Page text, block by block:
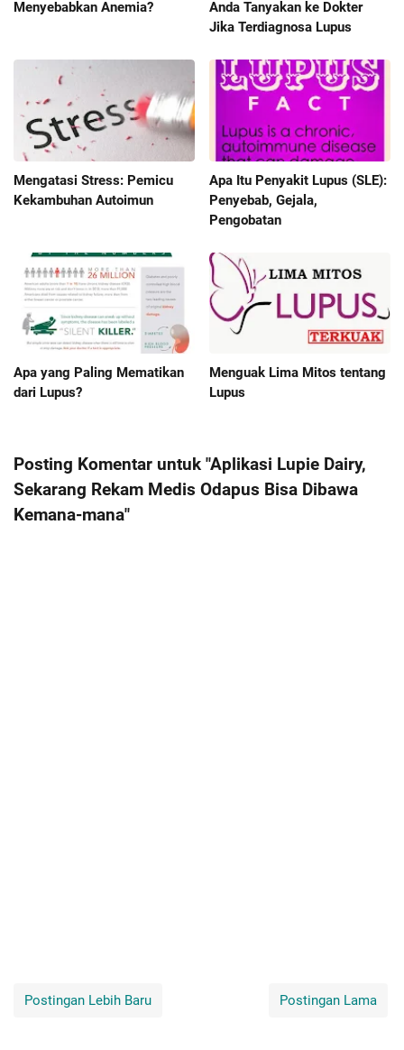
Menyebabkan Anemia?
Anda Tanyakan ke Dokter
Jika Terdiagnosa Lupus
Mengatasi Stress: Pemicu
Kekambuhan Autoimun
Apa Itu Penyakit Lupus (SLE):
Penyebab, Gejala,
Pengobatan
Apa yang Paling Mematikan
dari Lupus?
Menguak Lima Mitos tentang
Lupus
Posting Komentar untuk "Aplikasi Lupie Dairy,
Sekarang Rekam Medis Odapus Bisa Dibawa
Kemana-mana"
Postingan Lebih Baru Postingan Lama